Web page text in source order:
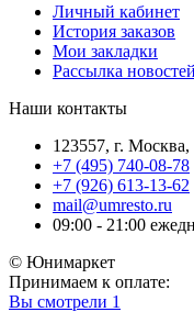
Личный кабинет
История заказов
Мои закладки
Рассылка новостей
Наши контакты
123557, г.
+7 (495) 740-08-78
+7 (926) 613-13-62
mail@umresto.ru
09:00 - 21:00
© Юнимаркет
Принимаем к оплате:
Вы смотрели 1